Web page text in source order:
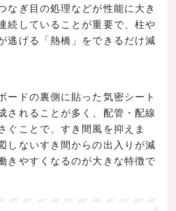
なぎ目の処理などが性能に大き
続していることが重要で、柱や
逃げる「熱橋」をできるだけ減
ードの裏側に貼った気密シート
されることが多く、配管・配線
ぐことで、すき間風を抑えま
しないすき間からの出入りが減
きやすくなるのが大きな特徴で